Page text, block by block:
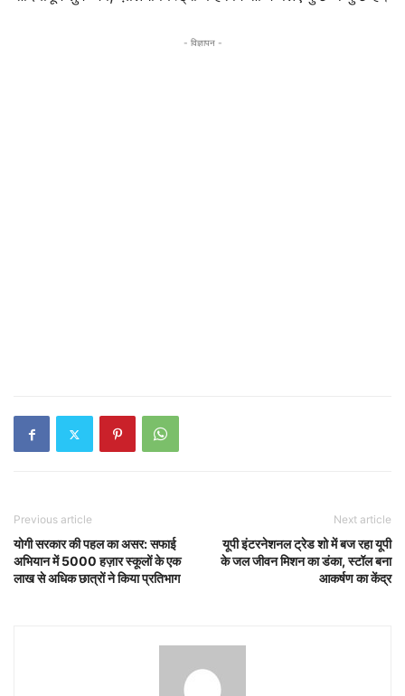
- विज्ञापन -
Previous article
योगी सरकार की पहल का असर: सफाई
अभियान में 5000 हज़ार स्कूलों के एक
लाख से अधिक छात्रों ने किया प्रतिभाग
Next article
यूपी इंटरनेशनल ट्रेड शो में बज रहा यूपी
के जल जीवन मिशन का डंका, स्टॉल बना
आकर्षण का केंद्र